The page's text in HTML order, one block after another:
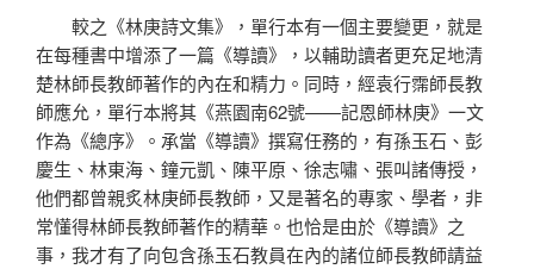
較之《林庚詩文集》，單行本有一個主要變更，就是
在每種書中增添了一篇《導讀》，以輔助讀者更充足地清
楚林師長教師著作的內在和精力。同時，經袁行霈師長教
師應允，單行本將其《燕園南62號——記恩師林庚》一文
作為《總序》。承當《導讀》撰寫任務的，有孫玉石、彭
慶生、林東海、鐘元凱、陳平原、徐志嘯、張叫諸傳授，
他們都曾親炙林庚師長教師，又是著名的專家、學者，非
常懂得林師長教師著作的精華。也恰是由於《導讀》之
事，我才有了向包含孫玉石教員在內的諸位師長教師請益